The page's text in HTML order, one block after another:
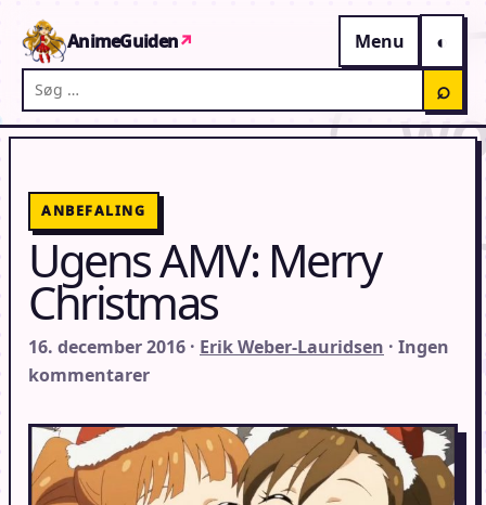
AnimeGuiden↗
Menu
Søg på AnimeGuiden
⌕
ANBEFALING
Ugens AMV: Merry
Christmas
16. december 2016 · Erik Weber-Lauridsen · Ingen
kommentarer